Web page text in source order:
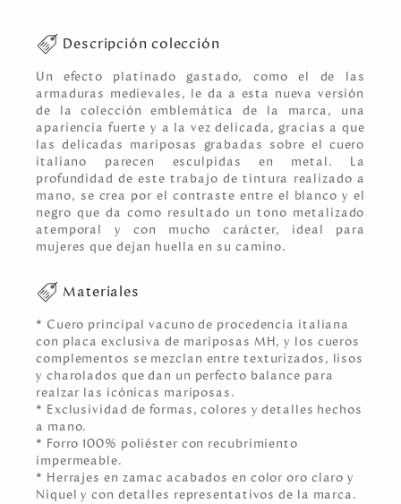
Descripción colección
Un efecto platinado gastado, como el de las
armaduras medievales, le da a esta nueva versión
de la colección emblemática de la marca, una
apariencia fuerte y a la vez delicada, gracias a que
las delicadas mariposas grabadas sobre el cuero
italiano parecen esculpidas en metal. La
profundidad de este trabajo de tintura realizado a
mano, se crea por el contraste entre el blanco y el
negro que da como resultado un tono metalizado
atemporal y con mucho carácter, ideal para
mujeres que dejan huella en su camino.
Materiales
* Cuero principal vacuno de procedencia italiana
con placa exclusiva de mariposas MH, y los cueros
complementos se mezclan entre texturizados, lisos
y charolados que dan un perfecto balance para
realzar las icónicas mariposas.
* Exclusividad de formas, colores y detalles hechos
a mano.
* Forro 100% poliéster con recubrimiento
impermeable.
* Herrajes en zamac acabados en color oro claro y
Niquel y con detalles representativos de la marca.